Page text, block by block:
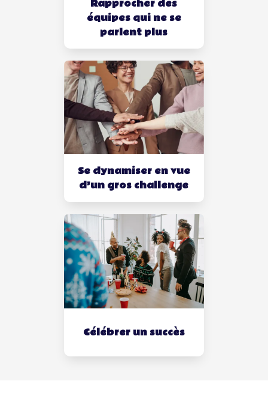
Rapprocher des
équipes qui ne se
parlent plus
Se dynamiser en vue
d’un gros challenge
Célébrer un succès